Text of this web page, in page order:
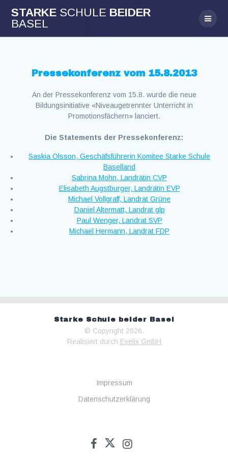
to
STARKE SCHULE BEIDER
BASEL
Pressekonferenz vom 15.8.2013
An der Pressekonferenz vom 15.8. wurde die neue
Bildungsinitiative «Niveaugetrennter Unterricht in
Promotionsfächern» lanciert.
Die Statements der Pressekonferenz:
Saskia Olsson, Geschäfsführerin Komitee Starke Schule
Baselland
Sabrina Mohn, Landrätin CVP
Elisabeth Augstburger, Landrätin EVP
Michael Vollgraff, Landrat Grüne
Daniel Altermatt, Landrat glp
Paul Wenger, Landrat SVP
Michael Hermann, Landrat FDP
Starke Schule beider Basel
© Copyright 2026.
Realisiert durch Evelix GmbH
Impressum
Datenschutzerklärung